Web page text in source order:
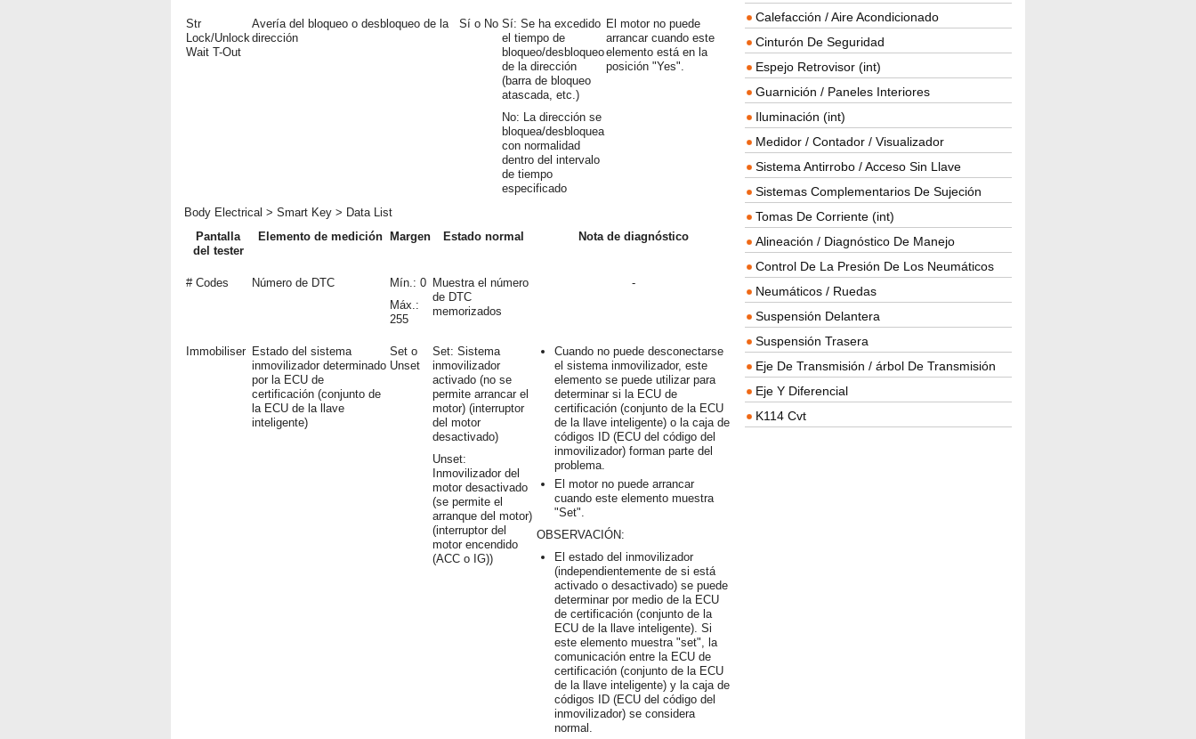
Str
Lock/Unlock
Wait T-Out
Avería del bloqueo o desbloqueo de la
dirección
Sí o No Sí: Se ha excedido
el tiempo de
bloqueo/desbloqueo
de la dirección
(barra de bloqueo
atascada, etc.)
No: La dirección se
bloquea/desbloquea
con normalidad
dentro del intervalo
de tiempo
especificado
El motor no puede
arrancar cuando este
elemento está en la
posición "Yes".
Body Electrical > Smart Key > Data List
Pantalla
del tester
Elemento de medición Margen Estado normal Nota de diagnóstico
# Codes Número de DTC
Mín.: 0
Máx.:
255
Muestra el número
de DTC
memorizados
-
Immobiliser Estado del sistema
inmovilizador determinado
por la ECU de
certificación (conjunto de
la ECU de la llave
inteligente)
Set o
Unset
Set: Sistema
inmovilizador
activado (no se
permite arrancar el
motor) (interruptor
del motor
desactivado)
Unset:
Inmovilizador del
motor desactivado
(se permite el
arranque del motor)
(interruptor del
motor encendido
(ACC o IG))
Cuando no puede desconectarse
el sistema inmovilizador, este
elemento se puede utilizar para
determinar si la ECU de
certificación (conjunto de la ECU
de la llave inteligente) o la caja de
códigos ID (ECU del código del
inmovilizador) forman parte del
problema.
El motor no puede arrancar
cuando este elemento muestra
"Set".
OBSERVACIÓN:
El estado del inmovilizador
(independientemente de si está
activado o desactivado) se puede
determinar por medio de la ECU
de certificación (conjunto de la
ECU de la llave inteligente). Si
este elemento muestra "set", la
comunicación entre la ECU de
certificación (conjunto de la ECU
de la llave inteligente) y la caja de
códigos ID (ECU del código del
inmovilizador) se considera
normal.
Calefacción / Aire Acondicionado
Cinturón De Seguridad
Espejo Retrovisor (int)
Guarnición / Paneles Interiores
Iluminación (int)
Medidor / Contador / Visualizador
Sistema Antirrobo / Acceso Sin Llave
Sistemas Complementarios De Sujeción
Tomas De Corriente (int)
Alineación / Diagnóstico De Manejo
Control De La Presión De Los Neumáticos
Neumáticos / Ruedas
Suspensión Delantera
Suspensión Trasera
Eje De Transmisión / árbol De Transmisión
Eje Y Diferencial
K114 Cvt